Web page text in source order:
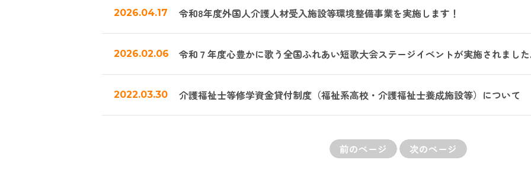
2026.04.17 令和8年度外国人介護人材受入施設等環境整備事業を実施します！
2026.02.06 令和７年度心豊かに歌う全国ふれあい短歌大会ステージイベントが実施されまし
2022.03.30 介護福祉士等修学資金貸付制度（福祉系高校・介護福祉士養成施設等）について
前のページ 次のページ